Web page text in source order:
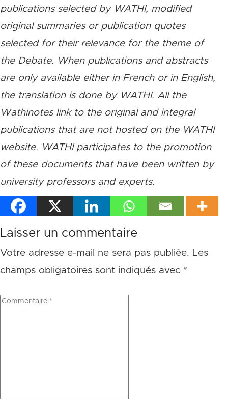
publications selected by WATHI, modified
original summaries or publication quotes
selected for their relevance for the theme of
the Debate. When publications and abstracts
are only available either in French or in English,
the translation is done by WATHI. All the
Wathinotes link to the original and integral
publications that are not hosted on the WATHI
website. WATHI participates to the promotion
of these documents that have been written by
university professors and experts.
Laisser un commentaire
Votre adresse e-mail ne sera pas publiée. Les
champs obligatoires sont indiqués avec *